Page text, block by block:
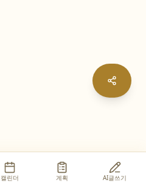
캘린더 계획 AI글쓰기